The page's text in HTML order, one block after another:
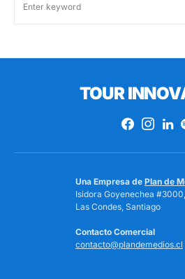
TOUR
Una Empresa de Plan de
Isidora Goyenechea
Las Condes, Santiago
Contacto Comercial
contacto@plandemedios.cl